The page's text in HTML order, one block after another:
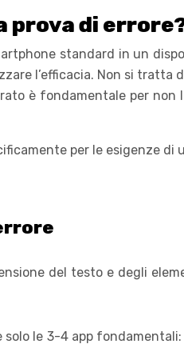
prova di
standard in un
l’efficacia. Non si
è fondamentale per non
per le esigenze di
del testo e degli
le 3-4 app fondamentali: